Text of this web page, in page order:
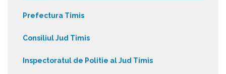
Prefectura Timis
Consiliul Jud Timis
Inspectoratul de Politie al Jud Timis